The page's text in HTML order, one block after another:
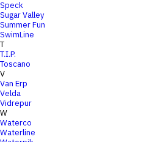
Speck
Sugar Valley
Summer Fun
SwimLine
T
T.I.P.
Toscano
V
Van Erp
Velda
Vidrepur
W
Waterco
Waterline